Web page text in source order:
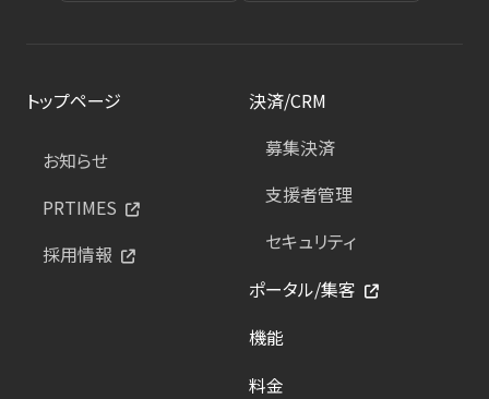
トップページ
お知らせ
PRTIMES
採用情報
決済/CRM
募集決済
支援者管理
セキュリティ
ポータル/集客
機能
料金